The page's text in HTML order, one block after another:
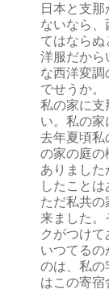
日本と支
ないなら
てはなら
洋服だから
な西洋変調
でせうか。
私の家に支
い。私の家
去年夏頃私
の家の庭の
ありまし
したことは
ただ私共の
来ました。
クがつけ
いつてるの
のは、私の
はこの寄宿